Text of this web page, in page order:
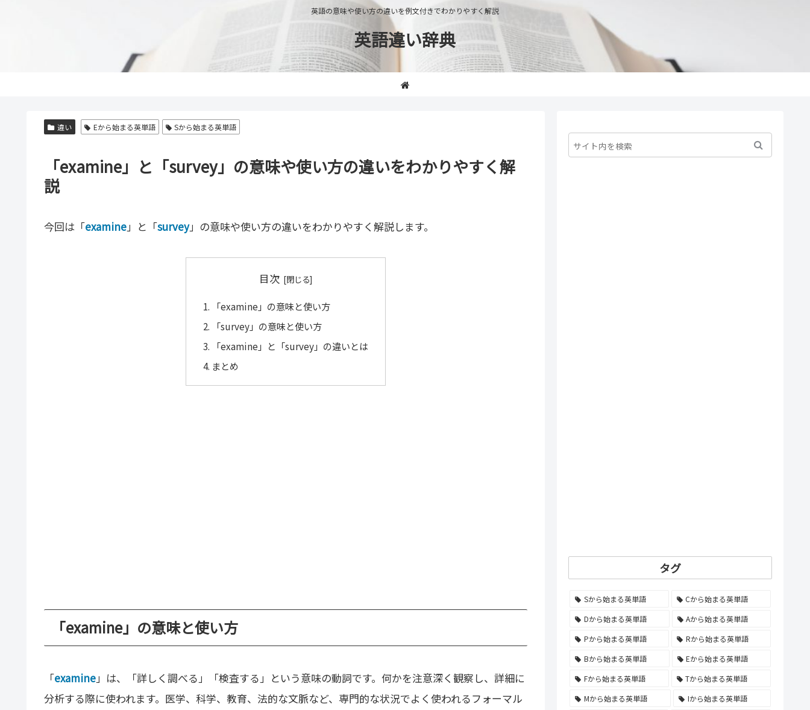
英語の意味や使い方の違いを例文付きでわかりやすく解説
英語違い辞典
違い Eから始まる英単語 Sから始まる英単語
「examine」と「survey」の意味や使い方の違いをわかりやすく解
説
今回は「examine」と「survey」の意味や使い方の違いをわかりやすく解説します。
目次
「examine」の意味と使い方
「survey」の意味と使い方
「examine」と「survey」の違いとは
まとめ
「examine」の意味と使い方
「examine」は、「詳しく調べる」「検査する」という意味の動詞です。何かを注意深く観察し、詳細に
分析する際に使われます。医学、科学、教育、法的な文脈など、専門的な状況でよく使われるフォーマル
タグ
Sから始まる英単語
Cから始まる英単語
Dから始まる英単語
Aから始まる英単語
Pから始まる英単語
Rから始まる英単語
Bから始まる英単語
Eから始まる英単語
Fから始まる英単語
Tから始まる英単語
Mから始まる英単語
Iから始まる英単語